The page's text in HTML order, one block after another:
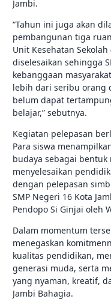
Jambi.
“Tahun ini juga akan
pembangunan tiga
Unit Kesehatan
diselesaikan sehingga
kebanggaan
lebih dari seribu orang
belum dapat
belajar,” sebutnya.
Kegiatan pelepasan
Para siswa
budaya sebagai bentuk
menyelesaikan
dengan pelepasan
SMP Negeri 16 Kota
Pendopo Si Ginjai oleh
Dalam momentum
menegaskan
kualitas pendidikan,
generasi muda, serta
yang nyaman, kreatif,
Jambi Bahagia.